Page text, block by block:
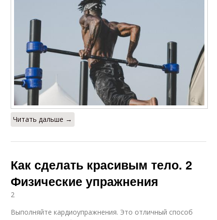
Читать дальше →
Как сделать красивым тело. 2
Физические упражнения
2
Выполняйте кардиоупражнения. Это отличный способ